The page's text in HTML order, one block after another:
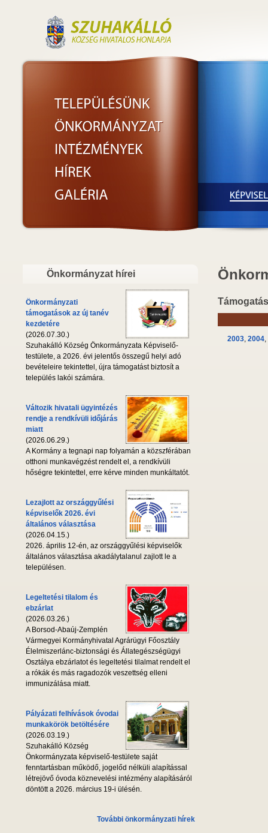
Önkormányzat hírei
Önkormányzati
támogatások az új tanév
kezdetére
(2026.07.30.)
Szuhakálló Község Önkormányzata Képviselő-
testülete, a 2026. évi jelentős összegű helyi adó
bevételeire tekintettel, újra támogatást biztosít a
település lakói számára.
Változik hivatali ügyintézés
rendje a rendkívüli időjárás
miatt
(2026.06.29.)
A Kormány a tegnapi nap folyamán a közszférában
otthoni munkavégzést rendelt el, a rendkívüli
hőségre tekintettel, erre kérve minden munkáltatót.
Lezajlott az országgyűlési
képviselők 2026. évi
általános választása
(2026.04.15.)
2026. április 12-én, az országgyűlési képviselők
általános választása akadálytalanul zajlott le a
településen.
Legeltetési tilalom és
ebzárlat
(2026.03.26.)
A Borsod-Abaúj-Zemplén
Vármegyei Kormányhivatal Agrárügyi Főosztály
Élelmiszerlánc-biztonsági és Állategészségügyi
Osztálya ebzárlatot és legeltetési tilalmat rendelt el
a rókák és más ragadozók veszettség elleni
immunizálása miatt.
Pályázati felhívások óvodai
munkakörök betöltésére
(2026.03.19.)
Szuhakálló Község
Önkormányzata képviselő-testülete saját
fenntartásban működő, jogelőd nélküli alapítással
létrejövő óvoda köznevelési intézmény alapításáról
döntött a 2026. március 19-i ülésén.
További önkormányzati hírek
2003, 2004,